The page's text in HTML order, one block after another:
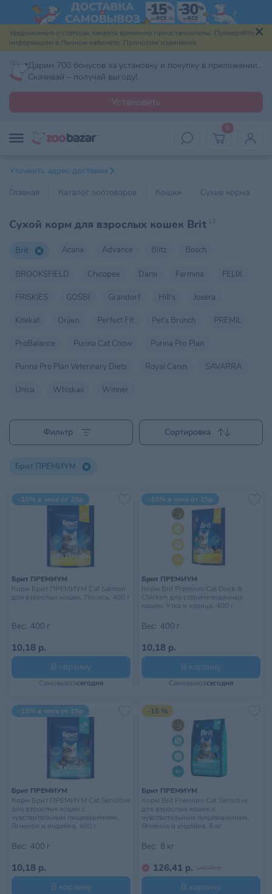
Уведомления о статусах заказов временно приостановлены. Проверяйте
информацию в Личном кабинете. Приносим извинения.
Дарим 700 бонусов за установку и покупку в приложении.
Скачивай – получай выгоду!
Установить
0
Уточнить адрес доставки
Главная
Каталог зоотоваров Кошки Сухие корма
Сухой корм для взрослых кошек Brit 13
Brit Acana Advance Blitz Bosch
BROOKSFIELD Chicopee Darsi Farmina FELIX
FRISKIES GOSBI Grandorf Hill's Josera
Kitekat Orijen Perfect Fit Pet's Brunch PREMIL
ProBalance Purina Cat Chow Purina Pro Plan
Purina Pro Plan Veterinary Diets Royal Canin SAVARRA
Unica Whiskas Winner
Фильтр Сортировка
Брит ПРЕМИУМ
-15% в чеке от 25р
Брит ПРЕМИУМ
Корм Брит ПРЕМИУМ Cat Salmon
для взрослых кошек, Лосось, 400 г
Вес: 400 г
10,18 р.
В корзину
Самовывозсегодня
-15% в чеке от 25р
Брит ПРЕМИУМ
Корм Brit Premium Cat Duck &
Chicken для стерилизованных
кошек, Утка и курица, 400 г
Вес: 400 г
10,18 р.
В корзину
Самовывозсегодня
-15% в чеке от 25р
Брит ПРЕМИУМ
Корм Брит ПРЕМИУМ Cat Sensitive
для взрослых кошек с
чувствительным пищеварением,
Ягненок и индейка, 400 г
Вес: 400 г
10,18 р.
В корзину
-15 %
Брит ПРЕМИУМ
Корм Brit Premium Cat Sensitive
для взрослых кошек с
чувствительным пищеварением,
Ягненок и индейка, 8 кг
Вес: 8 кг
126,41 р. 148,72 р.
В корзину